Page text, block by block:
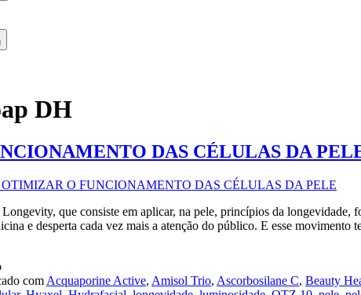
DH
DAS CÉLULAS DA
que consiste em aplicar, na pele, princípios da
e desperta cada vez mais a atenção do público. E esse
com Acquaporine Active, Amisol Trio, Ascorbosilane C, Beauty